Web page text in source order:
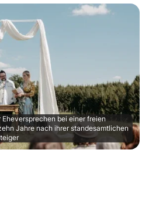
bei einer freien
Jahre nach ihrer standesamtlichen